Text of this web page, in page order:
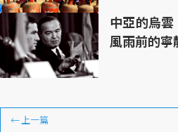
中亞的烏
風雨前的寧
← 上一篇